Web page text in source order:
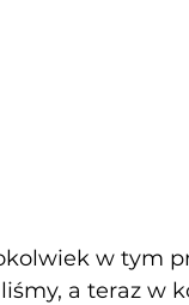
w tym
a teraz w